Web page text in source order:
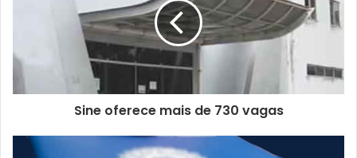
Sine oferece mais de 730 vagas